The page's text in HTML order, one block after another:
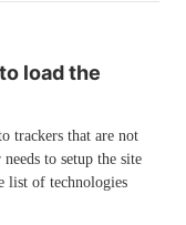
load the
trackers that are not
to setup the site
list of technologies